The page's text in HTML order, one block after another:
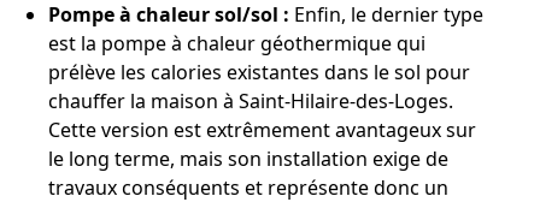
Pompe à chaleur sol/sol : Enfin, le dernier type
est la pompe à chaleur géothermique qui
prélève les calories existantes dans le sol pour
chauffer la maison à Saint-Hilaire-des-Loges.
Cette version est extrêmement avantageux sur
le long terme, mais son installation exige de
travaux conséquents et représente donc un